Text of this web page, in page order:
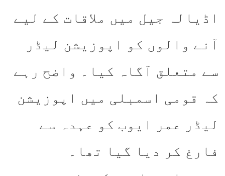
اڈیالہ جیل میں ملاقات کے لیے
آنے والوں کو اپوزیشن لیڈر
سے متعلق آگاہ کیا۔ واضح رہے
کہ قومی اسمبلی میں اپوزیشن
لیڈر عمر ایوب کو عہدہ سے
فارغ کر دیا گیا تھا۔